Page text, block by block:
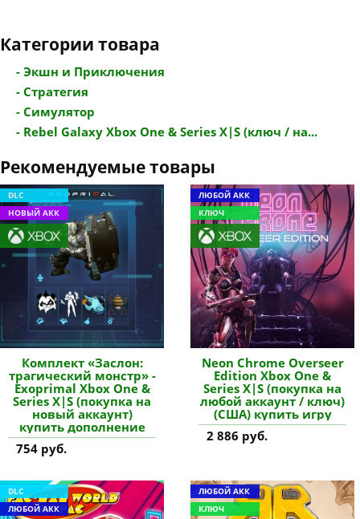
Категории товара
- Экшн и Приключения
- Стратегия
- Симулятор
- Rebel Galaxy Xbox One & Series X|S (ключ / на...
Рекомендуемые товары
DLC
НОВЫЙ АКК
Комплект «Заслон:
трагический монстр» -
Exoprimal Xbox One &
Series X|S (покупка на
новый аккаунт)
купить дополнение
754 руб.
ЛЮБОЙ АКК
КЛЮЧ
Neon Chrome Overseer
Edition Xbox One &
Series X|S (покупка на
любой аккаунт / ключ)
(США) купить игру
2 886 руб.
DLC
ЛЮБОЙ АКК
ЛЮБОЙ АКК
КЛЮЧ